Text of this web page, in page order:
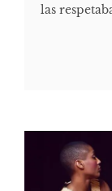
las